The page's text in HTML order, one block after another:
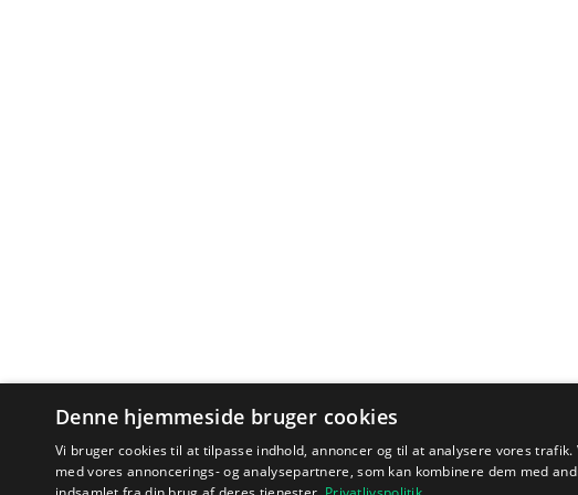
Denne hjemmeside bruger cookies
Vi bruger cookies til at tilpasse indhold, annoncer og til at analysere vores
med vores annoncerings- og analysepartnere, som kan kombinere dem med